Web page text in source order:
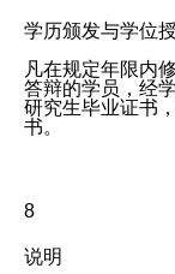
学历颁发与学位
凡在规定年限内
答辩的学员，经
研究生毕业证书
书。
8
说明